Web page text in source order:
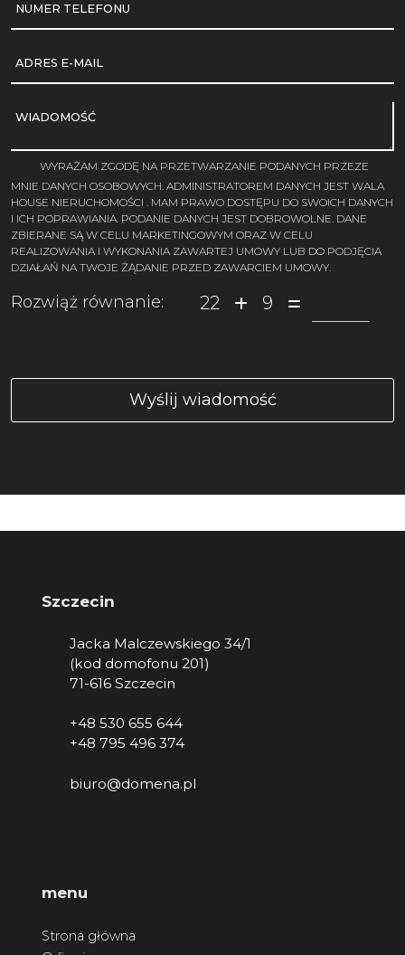
NUMER TELEFONU
ADRES E-MAIL
WIADOMOŚĆ
WYRAŻAM ZGODĘ NA PRZETWARZANIE PODANYCH PRZEZE
MNIE DANYCH OSOBOWYCH. ADMINISTRATOREM DANYCH JEST WALA
HOUSE NIERUCHOMOŚCI . MAM PRAWO DOSTĘPU DO SWOICH DANYCH
I ICH POPRAWIANIA. PODANIE DANYCH JEST DOBROWOLNE. DANE
ZBIERANE SĄ W CELU MARKETINGOWYM ORAZ W CELU
REALIZOWANIA I WYKONANIA ZAWARTEJ UMOWY LUB DO PODJĘCIA
DZIAŁAŃ NA TWOJE ŻĄDANIE PRZED ZAWARCIEM UMOWY.
Rozwiąż równanie: 22 9
Szczecin
Jacka Malczewskiego 34/1
(kod domofonu 201)
71-616 Szczecin
+48 530 655 644
+48 795 496 374
biuro@domena.pl
menu
Strona główna